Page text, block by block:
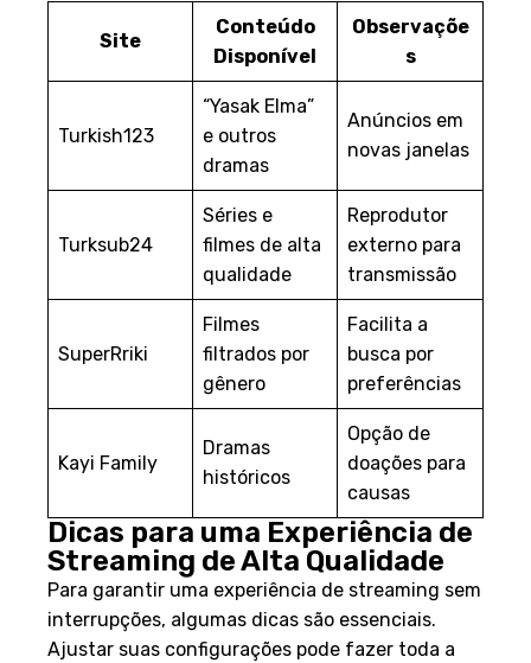
Site
Conteúdo
Disponível
Observaçõe
s
Turkish123
“Yasak Elma”
e outros
dramas
Anúncios em
novas janelas
Turksub24
Séries e
filmes de alta
qualidade
Reprodutor
externo para
transmissão
SuperRriki
Filmes
filtrados por
gênero
Facilita a
busca por
preferências
Kayi Family
Dramas
históricos
Opção de
doações para
causas
Dicas para uma Experiência de
Streaming de Alta Qualidade
Para garantir uma experiência de streaming sem
interrupções, algumas dicas são essenciais.
Ajustar suas configurações pode fazer toda a